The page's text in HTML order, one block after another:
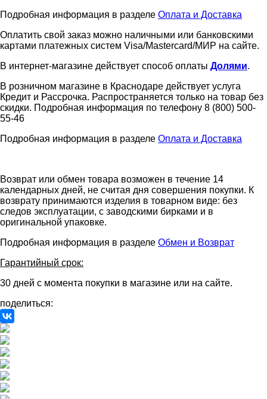
Подробная информация в разделе Оплата и Доставка
Оплатить свой заказ можно наличными или банковскими
картами платежных систем Visa/Mastercard/МИР на сайте.
В интернет-магазине действует способ оплаты Долями.
В розничном магазине в Краснодаре действует услуга
Кредит и Рассрочка. Распространяется только на товар без
скидки. Подробная информация по телефону 8 (800) 500-
55-46
Подробная информация в разделе Оплата и Доставка
Возврат или обмен товара возможен в течение 14
календарных дней, не считая дня совершения покупки. К
возврату принимаются изделия в товарном виде: без
следов эксплуатации, с заводскими бирками и в
оригинальной упаковке.
Подробная информация в разделе Обмен и Возврат
Гарантийный срок:
30 дней с момента покупки в магазине или на сайте.
поделиться: